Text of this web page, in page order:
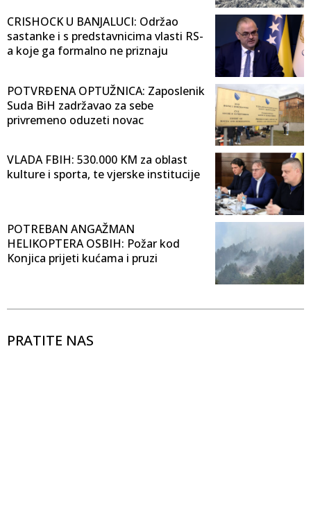
CRISHOCK U BANJALUCI: Održao
sastanke i s predstavnicima vlasti RS-
a koje ga formalno ne priznaju
POTVRĐENA OPTUŽNICA: Zaposlenik
Suda BiH zadržavao za sebe
privremeno oduzeti novac
VLADA FBIH: 530.000 KM za oblast
kulture i sporta, te vjerske institucije
POTREBAN ANGAŽMAN
HELIKOPTERA OSBIH: Požar kod
Konjica prijeti kućama i pruzi
PRATITE NAS